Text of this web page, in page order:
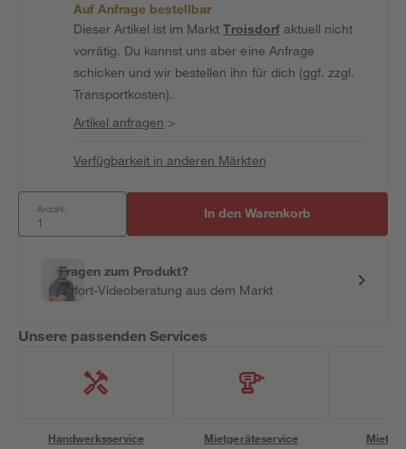
Auf Anfrage bestellbar
Dieser Artikel ist im MarktTroisdorfaktuell nicht
vorrätig. Du kannst uns aber eine Anfrage
schicken und wir bestellen ihn für dich (ggf. zzgl.
Transportkosten).
Artikel anfragen >
Verfügbarkeit in anderen Märkten
Anzahl: In den Warenkorb
Fragen zum Produkt?
Sofort-Videoberatung aus dem Markt
Unsere passenden Services
Handwerksservice Mietgeräteservice